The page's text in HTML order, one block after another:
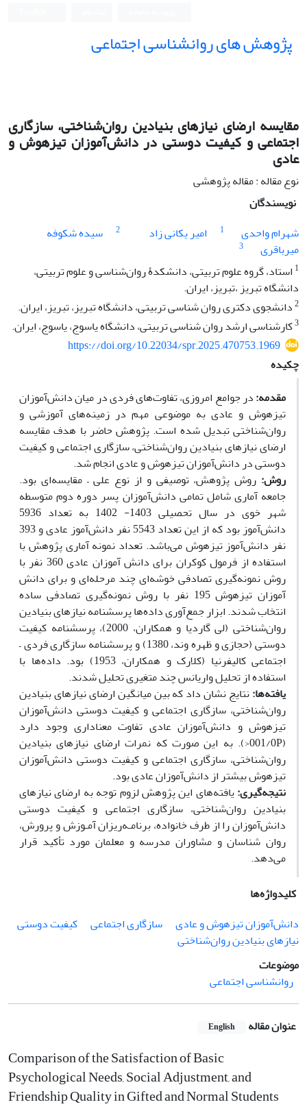
پژوهش های روانشناسی اجتماعی
مقایسه ارضای نیازهای بنیادین روان‌شناختی، سازگاری
اجتماعی و کیفیت دوستی در دانش‌آموزان تیزهوش و
عادی
نوع مقاله : مقاله پژوهشی
نویسندگان
شهرام واحدی
1 امیر یکانی زاد 2
سیده شکوفه
میرباقری
3
1 استاد، گروه علوم تربیتی، دانشکدۀ روان‌شناسی و علوم تربیتی،
دانشگاه تبریز ،تبریز، ایران.
2دانشجوی دکتری روان شناسی تربیتی، دانشگاه تبریز، تبریز، ایران.
3کارشناسی ارشد روان شناسی تربیتی، دانشگاه یاسوج، یاسوج، ایران.
https://doi.org/10.22034/spr.2025.470753.1969
چکیده
مقدمه:در جوامع امروزی، تفاوت‌های فردی در میان دانش‌آموزان
تیزهوش و عادی به موضوعی مهم در زمینه‌های آموزشی و
روان‌شناختی تبدیل شده است. پژوهش حاضر با هدف مقایسه
ارضای نیازهای بنیادین روان‌شناختی، سازگاری اجتماعی و کیفیت
دوستی در دانش‌آموزان تیزهوش و عادی انجام شد.
روش: روش پژوهش‌، توصیفی‌ و از نوع علی – مقایسه‌ای بود.
جامعه آماری شامل تمامی دانش‌آموزان پسر دوره دوم متوسطه
شهر خوی در سال تحصیلی 1403- 1402 به تعداد 5936
دانش‌آموز بود که از این تعداد 5543 نفر دانش‌آموز عادی و 393
نفر دانش‌آموز تیزهوش می‌باشد. تعداد نمونه آماری پژوهش با
استفاده از فرمول کوکران برای دانش آموزان عادی 360 نفر با
روش نمونه‌گیری تصادفی خوشه‌ای چند مرحله‌ای و برای دانش
آموزان تیزهوش 195 نفر با روش نمونه‌گیری تصادفی ساده
انتخاب شدند. ابزار جمع‌آوری داده‌ها پرسشنامه نیازهای بنیادین
روان‌شناختی (لی گاردیا و همکاران، 2000)، پرسشنامه کیفیت
دوستی (حجازی و ظهره وند، 1380) و پرسشنامه سازگاری فردی –
اجتماعی کالیفرنیا (کلارک و همکاران، 1953) بود. داده‌ها با
استفاده از تحلیل واریانس چند متغیری تحلیل شدند.
یافته‌ها:نتایج نشان داد که بین میانگین ارضای نیازهای بنیادین
روان‌شناختی، سازگاری اجتماعی و کیفیت دوستی دانش‌آموزان
تیزهوش و دانش‌آموزان عادی تفاوت معناداری وجود دارد
(001/0P<). به این صورت که نمرات ارضای نیازهای بنیادین
روان‌شناختی، سازگاری اجتماعی و کیفیت دوستی دانش‌آموزان
تیزهوش بیشتر از دانش‌آموزان عادی بود.
نتیجه‌گیری:یافته‌های این پژوهش لزوم توجه به ارضای نیازهای
بنیادین روان‌شناختی، سازگاری اجتماعی و کیفیت دوستی
دانش‌آموزان را از طرف خانواده، برنامـه‌ریزان آمـوزش و پرورش،
روان شناسان و مشاوران مدرسه و معلمان مورد تأکید قرار
می‌دهد.
کلیدواژه‌ها
دانش‌آموزان تیزهوش و عادی
سازگاری اجتماعی
کیفیت دوستی
نیازهای بنیادین روان‌شناختی
موضوعات
روانشناسی اجتماعی
عنوان مقاله English
Comparison of the Satisfaction of Basic
Psychological Needs, Social Adjustment, and
Friendship Quality in Gifted and Normal Students